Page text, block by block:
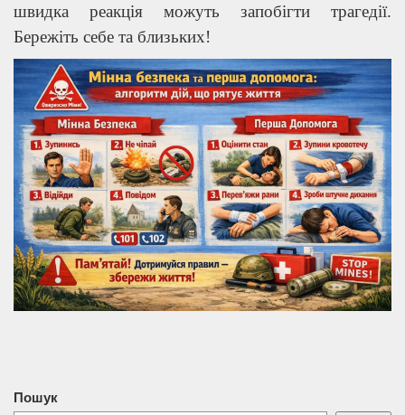
швидка реакція можуть запобігти трагедії.
Бережіть себе та близьких!
Пошук